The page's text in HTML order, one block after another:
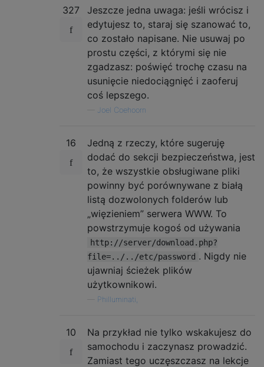
327
Jeszcze jedna uwaga: jeśli wrócisz i
edytujesz to, staraj się szanować to,
co zostało napisane. Nie usuwaj po
prostu części, z którymi się nie
zgadzasz: poświęć trochę czasu na
usunięcie niedociągnięć i zaoferuj
coś lepszego.
Joel Coehoorn
16
Jedną z rzeczy, które sugeruję
dodać do sekcji bezpieczeństwa, jest
to, że wszystkie obsługiwane pliki
powinny być porównywane z białą
listą dozwolonych folderów lub
„więzieniem” serwera WWW. To
powstrzymuje kogoś od używania
http://server/download.php?
file=../../etc/password . Nigdy nie
ujawniaj ścieżek plików
użytkownikowi.
Philluminati,
10
Na przykład nie tylko wskakujesz do
samochodu i zaczynasz prowadzić.
Zamiast tego uczęszczasz na lekcje